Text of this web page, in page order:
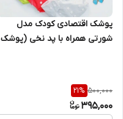
پوشک اقتصادی کودک مدل
شورتی همراه با پد نخی (پوشک
500,000
21%
395,000